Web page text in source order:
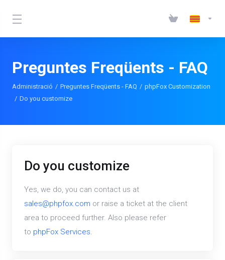
Preguntes Freqüents - FAQ
Administració Preguntes Freqüents - FAQ
phpFox Customization
Do you customize
Do you customize
Yes, we do, you can contact us at
sales@phpfox.com or raise a ticket at the client
area to proceed further. Also please refer
to phpFox Services.